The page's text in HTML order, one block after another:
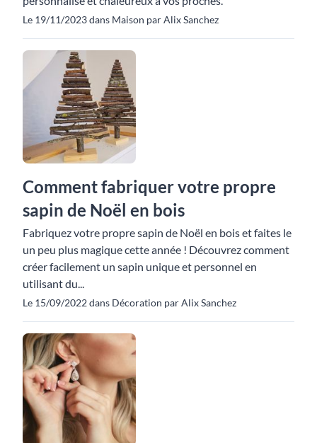
Le 19/11/2023 dans Maison par Alix Sanchez
Comment fabriquer votre propre
sapin de Noël en bois
Fabriquez votre propre sapin de Noël en bois et faites le
un peu plus magique cette année ! Découvrez comment
créer facilement un sapin unique et personnel en
utilisant du...
Le 15/09/2022 dans Décoration par Alix Sanchez